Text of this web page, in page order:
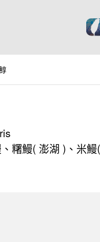
糬鰻( 澎湖 )、米